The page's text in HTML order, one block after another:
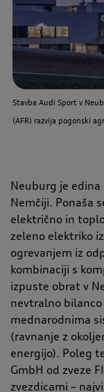
Stavba Audi Sport v
(AFR) razvija pogonski
Neuburg je
Nemčiji. Ponaša
električno in
zeleno elektriko
ogrevanjem iz
kombinaciji s
izpuste obrat v
nevtralno bilanco
mednarodnima
(ravnanje z
energijo). Poleg
GmbH od zveze
zvezdicami –